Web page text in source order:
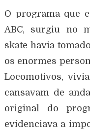
O programa que
ABC, surgiu no
skate havia
os enormes
Locomotivos,
cansavam de
original do
evidenciava a